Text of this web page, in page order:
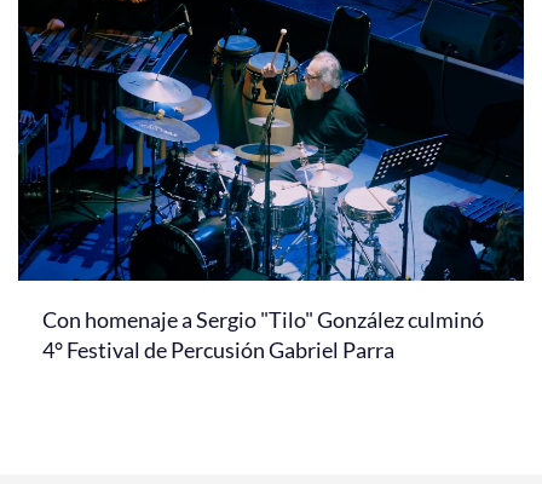
Con homenaje a Sergio "Tilo" González culminó
4° Festival de Percusión Gabriel Parra